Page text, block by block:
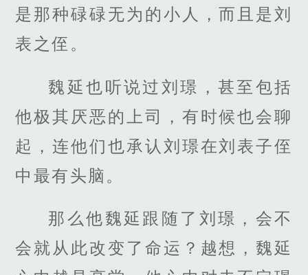
是那种碌碌无为的小人，而且是刘
表之侄。
魏延也听说过刘璟，甚至包括
他极其厌恶的上司，有时候也会聊
起，连他们也承认刘璟在刘表子侄
中最有头脑。
那么他魏延跟随了刘璟，会不
会就从此改变了命运？越想，魏延